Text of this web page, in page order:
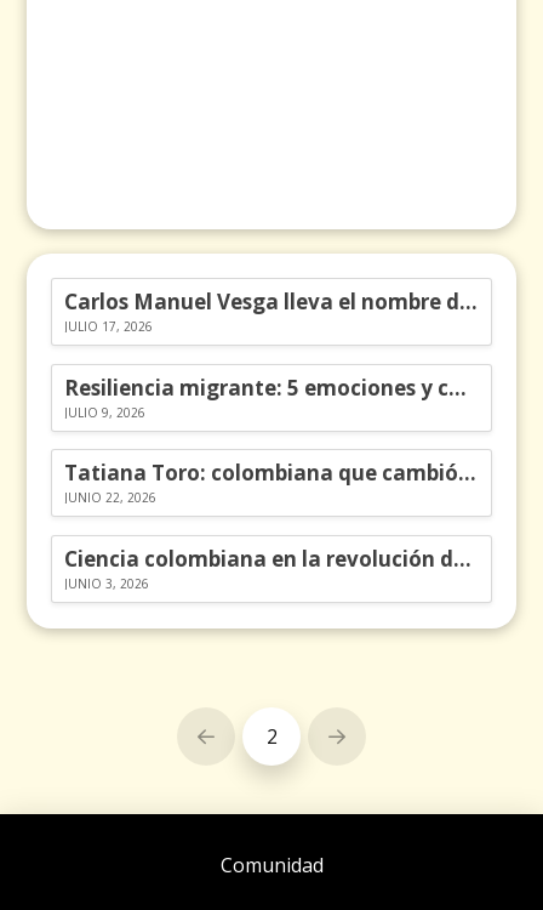
Carlos Manuel Vesga lleva el nombre de Colombia a los Emmy
JULIO 17, 2026
Resiliencia migrante: 5 emociones y cómo gestionarlas
JULIO 9, 2026
Tatiana Toro: colombiana que cambió la historia de las matemáticas
JUNIO 22, 2026
Ciencia colombiana en la revolución de los órganos en chips
JUNIO 3, 2026
Prev 2 Next
Comunidad